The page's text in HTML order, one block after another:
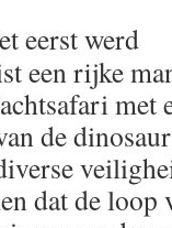
eerst werd
een rijke
met
de
dat de loop